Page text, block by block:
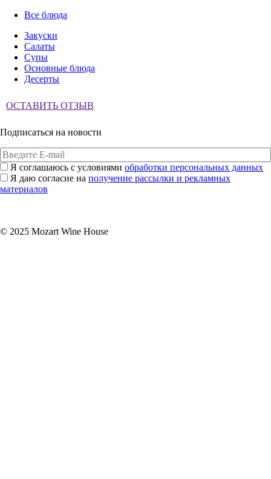
Все блюда
Закуски
Салаты
Супы
Основные блюда
Десерты
ОСТАВИТЬ ОТЗЫВ
Подписаться на новости
Я соглашаюсь с условиями обработки персональных данных
Я даю согласие на получение рассылки и рекламных
материалов
© 2025 Mozart Wine House